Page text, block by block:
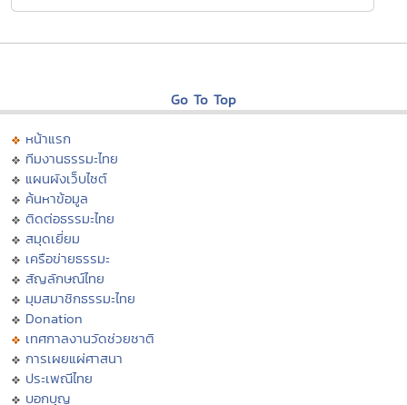
Go To Top
หน้าแรก
ทีมงานธรรมะไทย
แผนผังเว็บไซต์
ค้นหาข้อมูล
ติดต่อธรรมะไทย
สมุดเยี่ยม
เครือข่ายธรรมะ
สัญลักษณ์ไทย
มุมสมาชิกธรรมะไทย
Donation
เทศกาลงานวัดช่วยชาติ
การเผยแผ่ศาสนา
ประเพณีไทย
บอกบุญ